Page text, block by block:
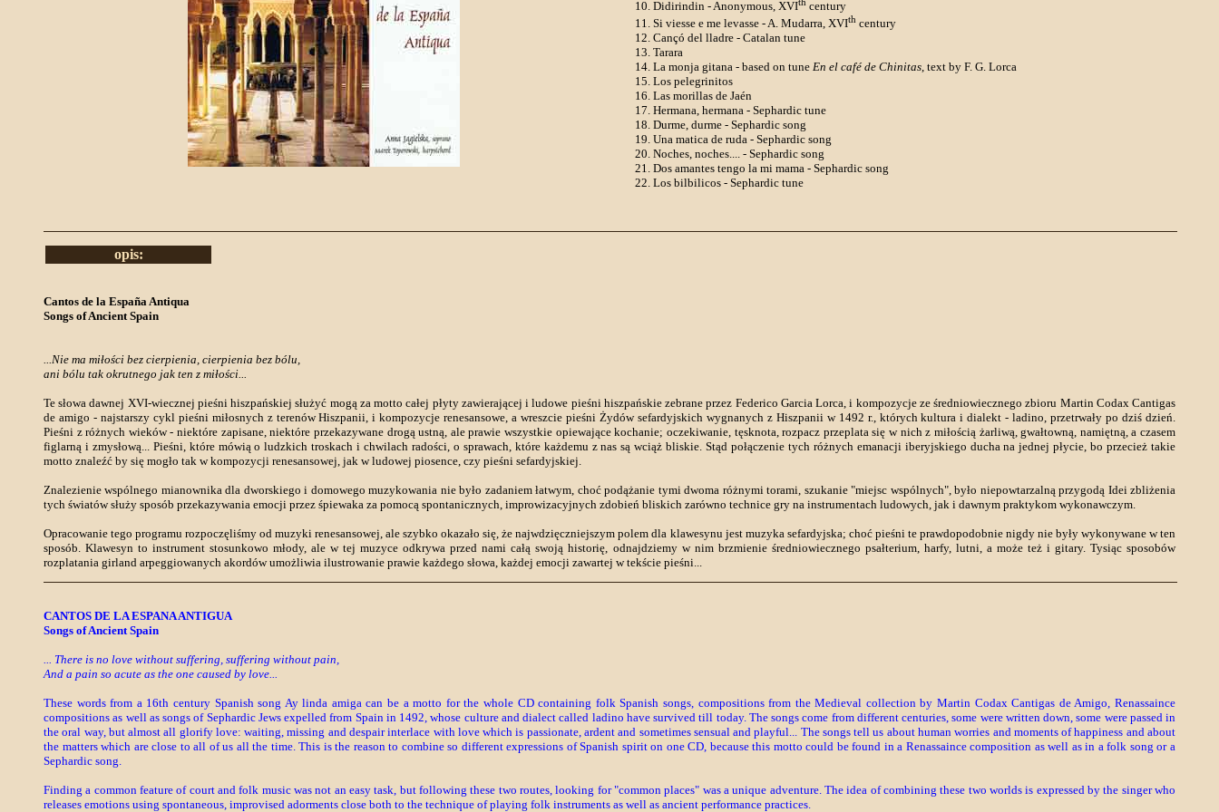
Didirindin - Anonymous, XVI century
Si viesse e me levasse - A. Mudarra, XVIthcentury
Cançó del lladre - Catalan tune
Tarara
La monja gitana - based on tune En el café de Chinitas, text by F. G. Lorca
Los pelegrinitos
Las morillas de Jaén
Hermana, hermana - Sephardic tune
Durme, durme - Sephardic song
Una matica de ruda - Sephardic song
Noches, noches.... - Sephardic song
Dos amantes tengo la mi mama - Sephardic song
Los bilbilicos - Sephardic tune
opis:
Cantos de la España Antiqua
Songs of Ancient Spain
...Nie ma miłości bez cierpienia, cierpienia bez bólu,
ani bólu tak okrutnego jak ten z miłości...
Te słowa dawnej XVI-wiecznej pieśni hiszpańskiej służyć mogą za motto całej płyty zawierającej i ludowe pieśni hiszpańskie zebrane przez Federico Garcia Lorca, i kompozycje ze średniowiecznego zbioru Martin Codax Cantigas
de amigo - najstarszy cykl pieśni miłosnych z terenów Hiszpanii, i kompozycje renesansowe, a wreszcie pieśni Żydów sefardyjskich wygnanych z Hiszpanii w 1492 r., których kultura i dialekt - ladino, przetrwały po dziś dzień.
Pieśni z różnych wieków - niektóre zapisane, niektóre przekazywane drogą ustną, ale prawie wszystkie opiewające kochanie; oczekiwanie, tęsknota, rozpacz przeplata się w nich z miłością żarliwą, gwałtowną, namiętną, a czasem
figlarną i zmysłową... Pieśni, które mówią o ludzkich troskach i chwilach radości, o sprawach, które każdemu z nas są wciąż bliskie. Stąd połączenie tych różnych emanacji iberyjskiego ducha na jednej płycie, bo przecież takie
motto znaleźć by się mogło tak w kompozycji renesansowej, jak w ludowej piosence, czy pieśni sefardyjskiej.
Znalezienie wspólnego mianownika dla dworskiego i domowego muzykowania nie było zadaniem łatwym, choć podążanie tymi dwoma różnymi torami, szukanie "miejsc wspólnych", było niepowtarzalną przygodą Idei zbliżenia
tych światów służy sposób przekazywania emocji przez śpiewaka za pomocą spontanicznych, improwizacyjnych zdobień bliskich zarówno technice gry na instrumentach ludowych, jak i dawnym praktykom wykonawczym.
Opracowanie tego programu rozpoczęliśmy od muzyki renesansowej, ale szybko okazało się, że najwdzięczniejszym polem dla klawesynu jest muzyka sefardyjska; choć pieśni te prawdopodobnie nigdy nie były wykonywane w ten
sposób. Klawesyn to instrument stosunkowo młody, ale w tej muzyce odkrywa przed nami całą swoją historię, odnajdziemy w nim brzmienie średniowiecznego psałterium, harfy, lutni, a może też i gitary. Tysiąc sposobów
rozplatania girland arpeggiowanych akordów umożliwia ilustrowanie prawie każdego słowa, każdej emocji zawartej w tekście pieśni...
CANTOS DE LA ESPANA ANTIGUA
Songs of Ancient Spain
... There is no love without suffering, suffering without pain,
And a pain so acute as the one caused by love...
These words from a 16th century Spanish song Ay linda amiga can be a motto for the whole CD containing folk Spanish songs, compositions from the Medieval collection by Martin Codax Cantigas de Amigo, Renassaince
compositions as well as songs of Sephardic Jews expelled from Spain in 1492, whose culture and dialect called ladino have survived till today. The songs come from different centuries, some were written down, some were passed in
the oral way, but almost all glorify love: waiting, missing and despair interlace with love which is passionate, ardent and sometimes sensual and playful... The songs tell us about human worries and moments of happiness and about
the matters which are close to all of us all the time. This is the reason to combine so different expressions of Spanish spirit on one CD, because this motto could be found in a Renassaince composition as well as in a folk song or a
Sephardic song.
Finding a common feature of court and folk music was not an easy task, but following these two routes, looking for "common places" was a unique adventure. The idea of combining these two worlds is expressed by the singer who
releases emotions using spontaneous, improvised adorments close both to the technique of playing folk instruments as well as ancient performance practices.